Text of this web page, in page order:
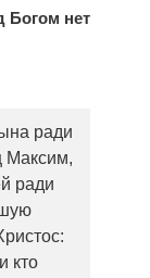
Богом нет
ради
Максим,
ради
кто